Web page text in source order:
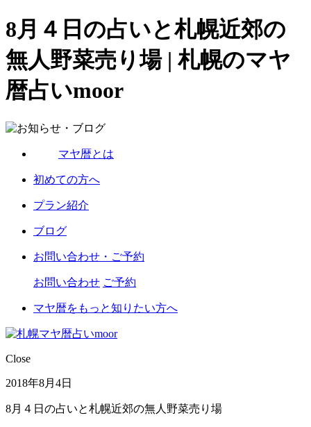
8月４日の占いと札幌近郊の
無人野菜売り場 | 札幌のマヤ
暦占いmoor
マヤ暦とは
初めての方へ
プラン紹介
ブログ
お問い合わせ・ご予約
お問い合わせ ご予約
マヤ暦をもっと知りたい方へ
Close
2018年8月4日
8月４日の占いと札幌近郊の無人野菜売り場